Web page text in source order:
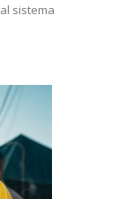
sistema